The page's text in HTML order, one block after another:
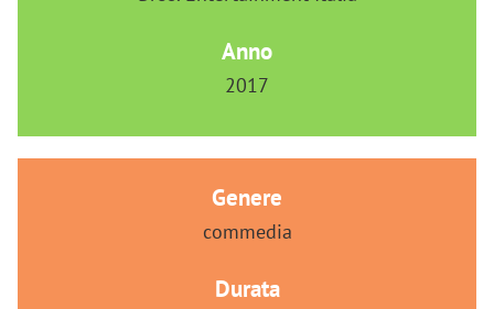
Anno
2017
Genere
commedia
Durata